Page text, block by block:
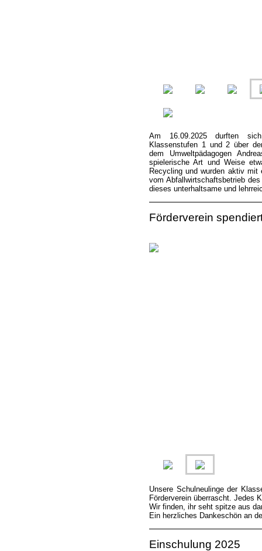
Am 16.09.2025 durften
Klassenstufen 1 und 2 über
dem Umweltpädagogen
spielerische Art und Weise
Recycling und wurden aktiv mit
vom Abfallwirtschaftsbetrieb
dieses unterhaltsame und
Förderverein
Unsere Schulneulinge der
Förderverein überrascht. Jedes
Wir finden, ihr seht spitze aus
Ein herzliches Dankeschön an
Einschulung 2025